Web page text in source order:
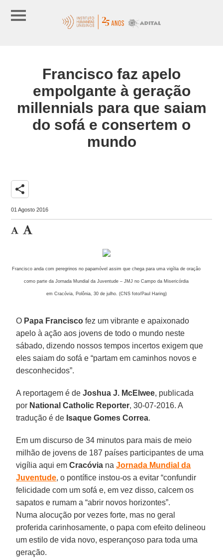
Francisco faz apelo
empolgante à geração
millennials para que saiam
do sofá e consertem o
mundo
share
01 Agosto 2016
Francisco anda com peregrinos no papamóvel assim que chega para uma vigília de oração
como parte da Jornada Mundial da Juventude – JMJ no Campo da Misericórdia
em Cracóvia, Polônia, 30 de julho. (CNS foto/Paul Haring)
O Papa Francisco fez um vibrante e apaixonado
apelo à ação aos jovens de todo o mundo neste
sábado, dizendo nossos tempos incertos exigem que
eles saiam do sofá e “partam em caminhos novos e
desconhecidos”.
A reportagem é deJoshua J. McElwee, publicada
por National Catholic Reporter, 30-07-2016. A
tradução é de Isaque Gomes Correa.
Em um discurso de 34 minutos para mais de meio
milhão de jovens de 187 países participantes de uma
vigília aqui emCracóvia naJornada Mundial da
Juventude, o pontífice instou-os a evitar “confundir
felicidade com um sofá e, em vez disso, calcem os
sapatos e rumam a “abrir novos horizontes”.
Numa alocução por vezes forte, mas no geral
proferida carinhosamente, o papa com efeito delineou
um estilo de vida novo, esperançoso para toda uma
geração.